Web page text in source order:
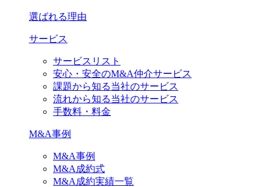
選ばれる理由
サービス
サービスリスト
安心・安全のM&A仲介サービス
課題から知る当社のサービス
流れから知る当社のサービス
手数料・料金
M&A事例
M&A事例
M&A成約式
M&A成約実績一覧